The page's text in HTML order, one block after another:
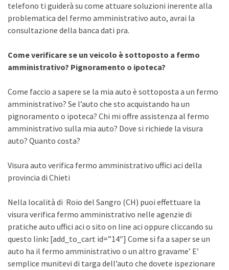
telefono ti guiderà su come attuare soluzioni inerente alla
problematica del fermo amministrativo auto, avrai la
consultazione della banca dati pra.
Come verificare se un veicolo è sottoposto a fermo
amministrativo? Pignoramento o ipoteca?
Come faccio a sapere se la mia auto è sottoposta a un fermo
amministrativo? Se l’auto che sto acquistando ha un
pignoramento o ipoteca? Chi mi offre assistenza al fermo
amministrativo sulla mia auto? Dove si richiede la visura
auto? Quanto costa?
Visura auto verifica fermo amministrativo uffici aci della
provincia di Chieti
Nella località di Roio del Sangro (CH) puoi effettuare la
visura verifica fermo amministrativo nelle agenzie di
pratiche auto uffici aci o sito on line aci oppure cliccando su
questo link: [add_to_cart id=”14″] Come si fa a saper se un
auto ha il fermo amministrativo o un altro gravame’ E’
semplice munitevi di targa dell’auto che dovete ispezionare